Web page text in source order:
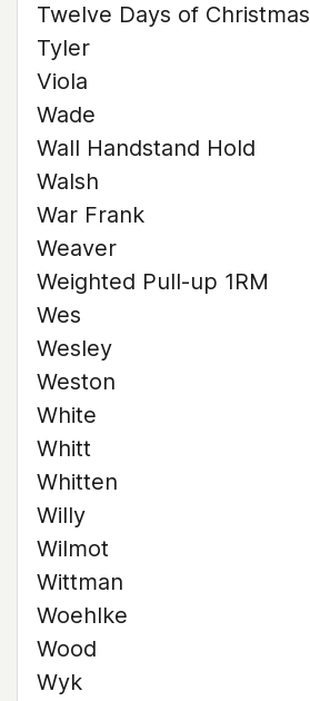
Twelve Days of Christmas
Tyler
Viola
Wade
Wall Handstand Hold
Walsh
War Frank
Weaver
Weighted Pull-up 1RM
Wes
Wesley
Weston
White
Whitt
Whitten
Willy
Wilmot
Wittman
Woehlke
Wood
Wyk